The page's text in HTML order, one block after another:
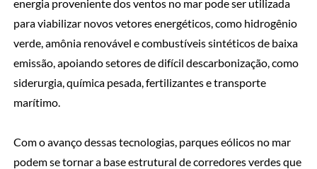
energia proveniente dos ventos no mar pode ser utilizada
para viabilizar novos vetores energéticos, como hidrogênio
verde, amônia renovável e combustíveis sintéticos de baixa
emissão, apoiando setores de difícil descarbonização, como
siderurgia, química pesada, fertilizantes e transporte
marítimo.
Com o avanço dessas tecnologias, parques eólicos no mar
podem se tornar a base estrutural de corredores verdes que